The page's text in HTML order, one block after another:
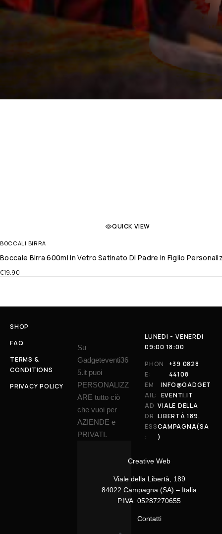
QUICK VIEW
BOCCALI BIRRA
Boccale Birra 600ml In Vetro Satinato Di Padre In Figlio
€19.90
SHOP
FAQ
TERMS &
CONDITIONS
PRIVACY POLICY
Su
Gadgeteventi36
5.it puoi
PERSONALIZZ
ARE tutto ciò
che vuoi per
AZIENDE e
PRIVATI.
Creative Web
Viale della Libertà, 189
84022 Campagna (SA) – Italia
P.IVA: 05287270655
Contatti
LUNEDI - VENERDI
09:00 18:00
PHON
E:
+39 0828
44108
EM
AIL:
INFO@GADGET
EVENTI.IT
AD
DR
ESS
:
VIALE DELLA
LIBERTÀ 189,
CAMPAGNA(SA
)